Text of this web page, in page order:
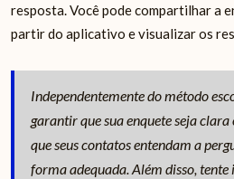
resposta. Você pode compartilhar a
partir do aplicativo e visualizar os
Independentemente do método
garantir que sua enquete seja
que seus contatos entendam a
forma adequada. Além disso, tente